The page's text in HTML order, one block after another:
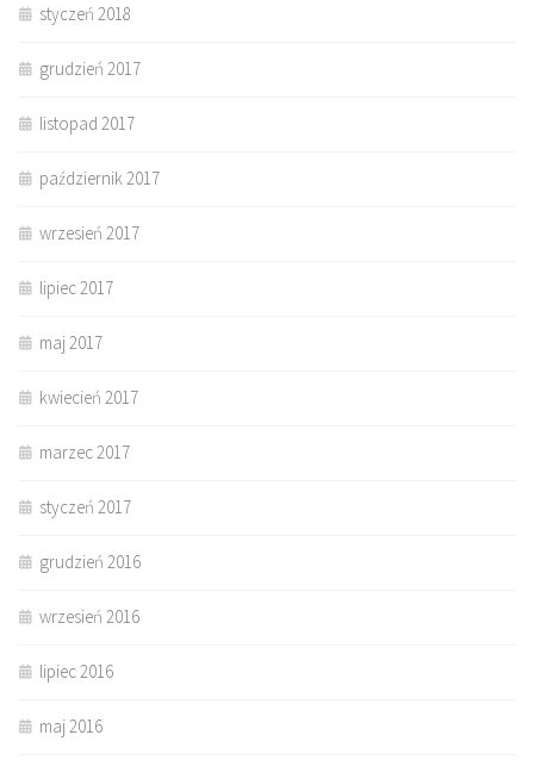
styczeń 2018
grudzień 2017
listopad 2017
październik 2017
wrzesień 2017
lipiec 2017
maj 2017
kwiecień 2017
marzec 2017
styczeń 2017
grudzień 2016
wrzesień 2016
lipiec 2016
maj 2016